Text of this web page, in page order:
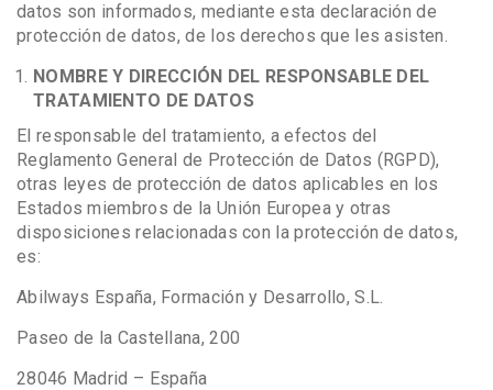
datos son informados, mediante esta declaración de
protección de datos, de los derechos que les asisten.
NOMBRE Y DIRECCIÓN DEL RESPONSABLE DEL
TRATAMIENTO DE DATOS
El responsable del tratamiento, a efectos del
Reglamento General de Protección de Datos (RGPD),
otras leyes de protección de datos aplicables en los
Estados miembros de la Unión Europea y otras
disposiciones relacionadas con la protección de datos,
es:
Abilways España, Formación y Desarrollo, S.L.
Paseo de la Castellana, 200
28046 Madrid – España